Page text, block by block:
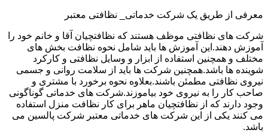
معرفی از طریق یک شرکت خدماتی_ نظافتی معتبر
شرکت های نظافتی موظف هستند که نظافتچیان آقا و خانم خود را
آموزش دهند.این آموزش ها باید شامل نحوه نظافت بخش های
مختلف و همچنین استفاده از ابزار و وسایل نظافتی و کارکرد
شوینده ها باشد.همچنین شرکت ها باید از سلامت روانی و جسمی
نیروی نظافتی مطمئن باشند.بعلاوه نحوه برخورد با مشتری و
صاحب کار را به نیروی خود بیاموزند.شرکت های خدماتی گوناگونی
وجود دارند که از نظافتچیان ماهر برای کار نظافت منزل استفاده
می کنند یکی از این شرکت های خدماتی معتبر شرکت پالسین می
باشد.